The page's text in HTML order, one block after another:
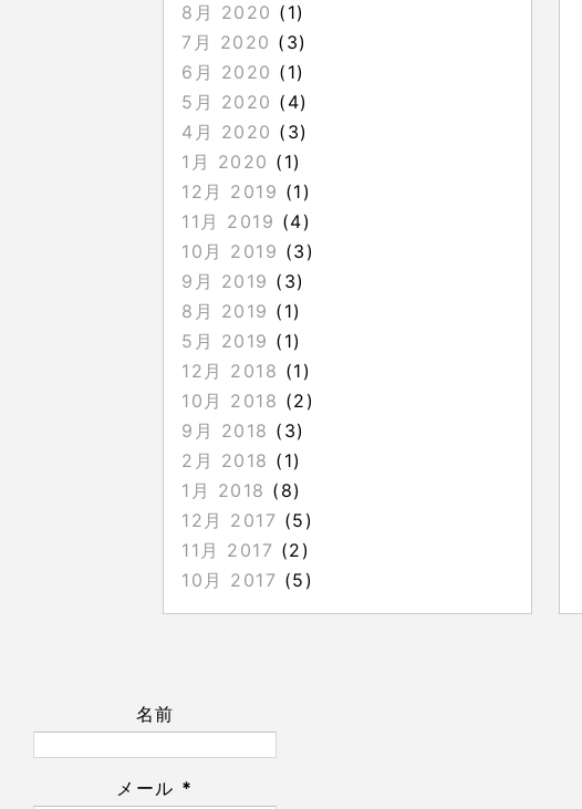
8月 2020 (1)
7月 2020 (3)
6月 2020 (1)
5月 2020 (4)
4月 2020 (3)
1月 2020 (1)
12月 2019 (1)
11月 2019 (4)
10月 2019 (3)
9月 2019 (3)
8月 2019 (1)
5月 2019 (1)
12月 2018 (1)
10月 2018 (2)
9月 2018 (3)
2月 2018 (1)
1月 2018 (8)
12月 2017 (5)
11月 2017 (2)
10月 2017 (5)
名前
メール *